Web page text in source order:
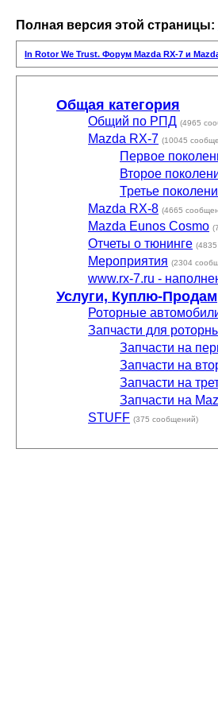
Полная версия этой страницы:
In Rotor We Trust. Форум Mazda RX-7 и
Общая категория
Общий по РПД (4965
Mazda RX-7 (10045
Первое
Второе
Третье
Mazda RX-8 (4665
Mazda Eunos Cosmo
Отчеты о тюнинге
Мероприятия (2304
www.rx-7.ru -
Услуги, Куплю-Продам
Роторные
Запчасти для
Запчасти на
Запчасти на
Запчасти на
Запчасти на
STUFF (375 сообщений)